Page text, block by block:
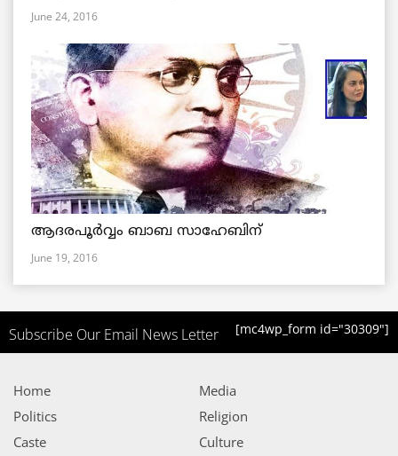
June 24, 2016
ആദരപൂര്‍വ്വം ബാബ സാഹേബിന്
June 19, 2016
Subscribe Our Email News Letter [mc4wp_form id="30309"]
Home
Politics
Caste
Media
Religion
Culture